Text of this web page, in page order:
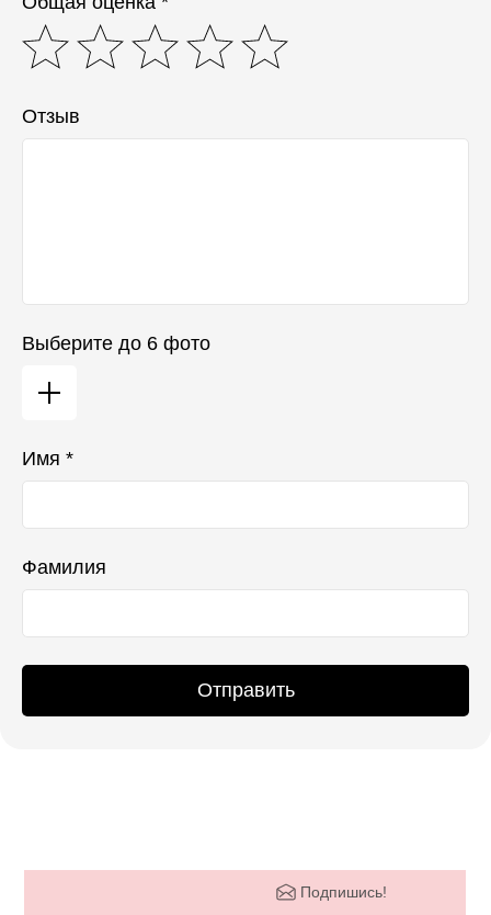
Отзыв
Выберите до 6 фото
Имя *
Фамилия
Отправить
Подпишись!